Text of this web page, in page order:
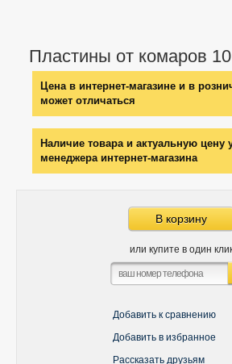
Пластины от комаров
Цена в интернет-магазине и в
может отличаться
Наличие товара и актуальную цену
менеджера интернет-магазина
В корзину
или купите в один
Добавить к сравнению
Добавить в избранное
Рассказать друзьям